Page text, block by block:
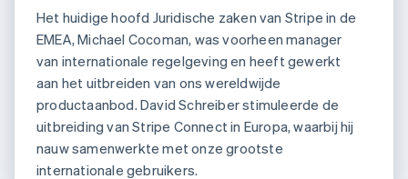
Meer
Product roadmap
Ontdek wat er in het verschiet ligt
Radar
Fraudepreventie
Atlas
Verzekering
Media en entertainment
Non-profitorganisaties
Professionele
dienstverlening
Publieke sector
Detailhandel
Voorbeelden van code
Developerblog
API-status
Partner worden
Het huidige hoofd Juridische zaken van Stripe in de
EMEA, Michael Cocoman, was voorheen manager
van internationale regelgeving en heeft gewerkt
aan het uitbreiden van ons wereldwijde
productaanbod. David Schreiber stimuleerde de
uitbreiding van Stripe Connect in Europa, waarbij hij
nauw samenwerkte met onze grootste
internationale gebruikers.